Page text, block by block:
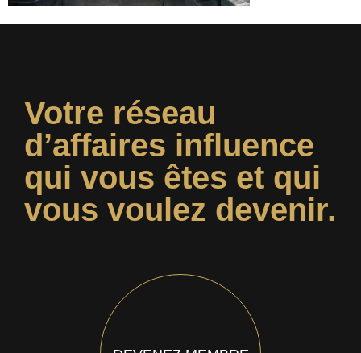
Votre réseau
d’affaires influence
qui vous êtes et qui
vous voulez devenir.